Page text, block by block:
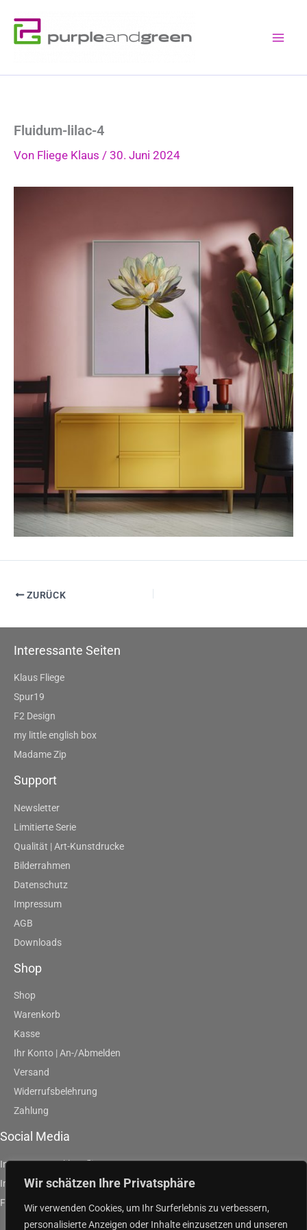
Wir schätzen Ihre Privatsphäre
Wir verwenden Cookies, um Ihr Surferlebnis zu verbessern,
personalisierte Anzeigen oder Inhalte einzusetzen und unseren
Inhalt
springen
Fluidum-lilac-4
Von Fliege Klaus / 30. Juni 2024
ZURÜCK
Interessante Seiten
Klaus Fliege
Spur19
F2 Design
my little english box
Madame Zip
Support
Newsletter
Limitierte Serie
Qualität | Art-Kunstdrucke
Bilderrahmen
Datenschutz
Impressum
AGB
Downloads
Shop
Shop
Warenkorb
Kasse
Ihr Konto | An-/Abmelden
Versand
Widerrufsbelehrung
Zahlung
Social Media
Instagram | artklausfliege
Instagram | artpurpleandgreen
Facebook | Klaus Fliege